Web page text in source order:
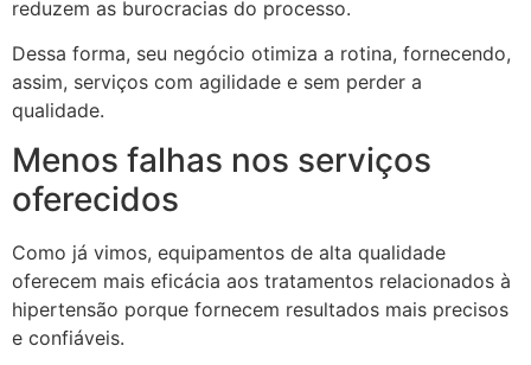
reduzem as burocracias do processo.
Dessa forma, seu negócio otimiza a rotina, fornecendo,
assim, serviços com agilidade e sem perder a
qualidade.
Menos falhas nos serviços
oferecidos
Como já vimos, equipamentos de alta qualidade
oferecem mais eficácia aos tratamentos relacionados à
hipertensão porque fornecem resultados mais precisos
e confiáveis.